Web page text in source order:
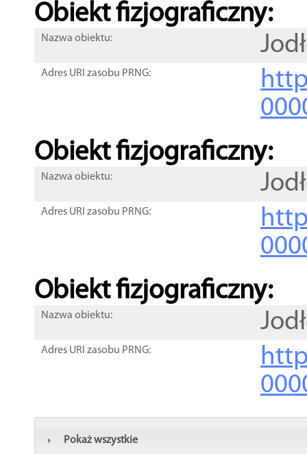
Obiekt fizjograficzny:
Nazwa obiektu:
Adres URI zasobu PRNG:
Obiekt fizjograficzny:
Nazwa obiektu:
Adres URI zasobu PRNG:
Obiekt fizjograficzny:
Nazwa obiektu:
Adres URI zasobu PRNG:
Pokaż wszystkie